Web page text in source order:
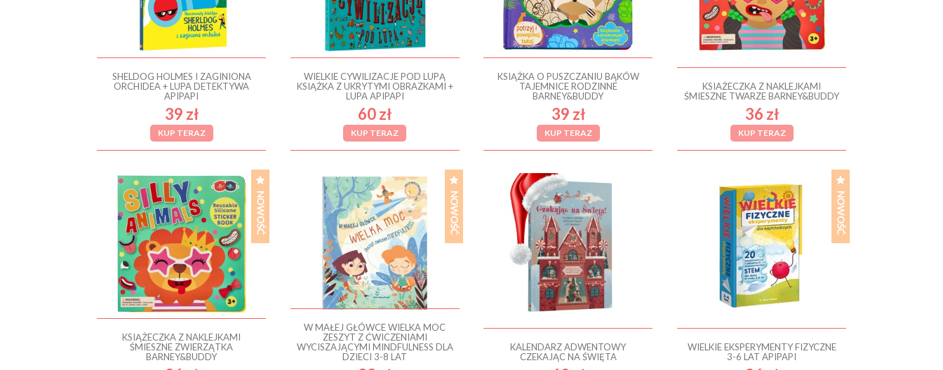
SHELDOG HOLMES I ZAGINIONA
ORCHIDEA + LUPA DETEKTYWA
APIPAPI
39 zł
KUP TERAZ
WIELKIE CYWILIZACJE POD LUPĄ
KSIĄŻKA Z UKRYTYMI OBRAZKAMI +
LUPA APIPAPI
60 zł
KUP TERAZ
KSIĄŻKA O PUSZCZANIU BĄKÓW
TAJEMNICE RODZINNE
BARNEY&BUDDY
39 zł
KUP TERAZ
KSIAŻECZKA Z NAKLEJKAMI
ŚMIESZNE TWARZE BARNEY&BUDDY
36 zł
KUP TERAZ
KSIĄŻECZKA Z NAKLEJKAMI
ŚMIESZNE ZWIERZĄTKA
BARNEY&BUDDY
W MAŁEJ GŁÓWCE WIELKA MOC
ZESZYT Z ĆWICZENIAMI
WYCISZAJĄCYMI MINDFULNESS DLA
DZIECI 3-8 LAT
KALENDARZ ADWENTOWY
CZEKAJĄC NA ŚWIĘTA
WIELKIE EKSPERYMENTY FIZYCZNE
3-6 LAT APIPAPI